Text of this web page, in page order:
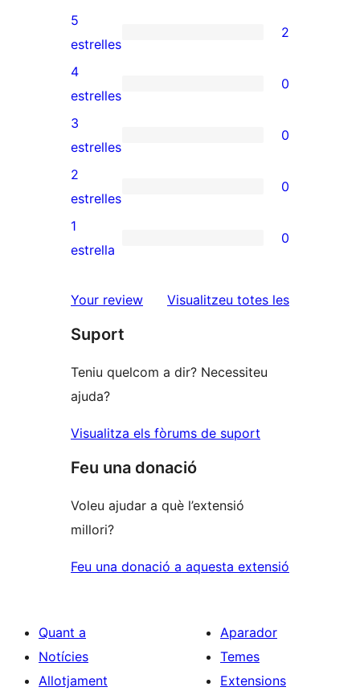
2
valoracions
de
5
estrelles
5
estrelles
2
0
valoracions
de
4
estrelles
4
estrelles
0
0
valoracions
de
3
estrelles
3
estrelles
0
0
valoracions
de
estrelles
2
estrelles
0
0
de
estrelles
1
estrella
0
Your review Visualitzeu totes lesressenyes
Suport
Teniu quelcom a dir? Necessiteu
ajuda?
Visualitza els fòrums de suport
Feu una donació
Voleu ajudar a què l’extensió
millori?
Feu una donació a aquesta extensió
Quant a
Notícies
Allotjament
Aparador
Temes
Extensions